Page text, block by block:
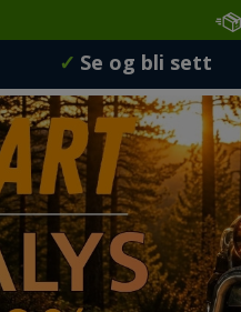
✓ Se og bli sett